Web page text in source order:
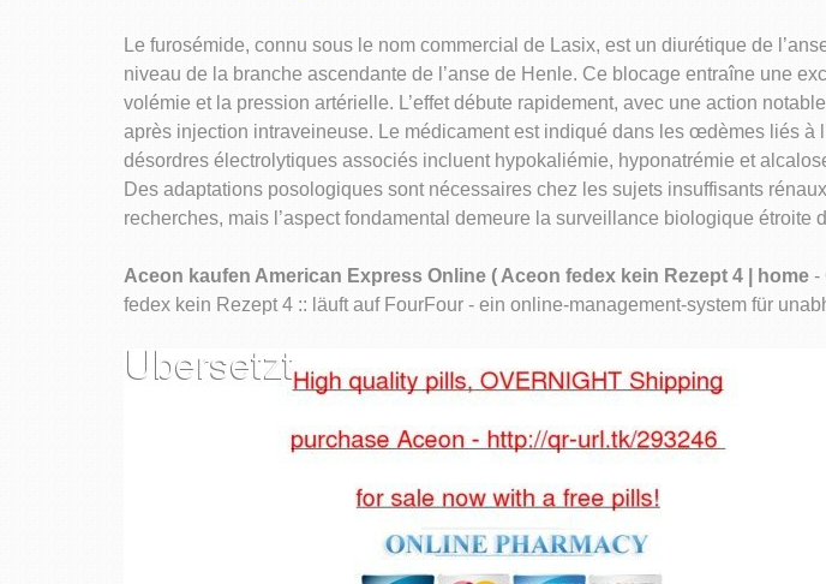
Le furosémide, connu sous le nom commercial de Lasix, est un diurétique de
niveau de la branche ascendante de l’anse de Henle. Ce blocage entraîne une
volémie et la pression artérielle. L’effet débute rapidement, avec une action
après injection intraveineuse. Le médicament est indiqué dans les œdèmes liés
désordres électrolytiques associés incluent hypokaliémie, hyponatrémie et
Des adaptations posologiques sont nécessaires chez les sujets insuffisants
recherches, mais l’aspect fondamental demeure la surveillance biologique étroite
Aceon kaufen American Express Online ( Aceon fedex kein Rezept 4 | home -
fedex kein Rezept 4 :: läuft auf FourFour - ein online-management-system für